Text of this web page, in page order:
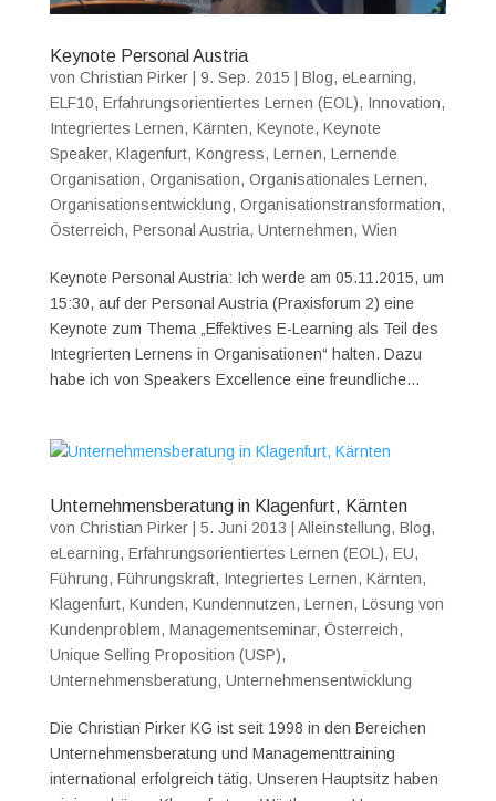
Keynote Personal Austria
von Christian Pirker| 9. Sep. 2015 Blog, eLearning,
ELF10, Erfahrungsorientiertes Lernen (EOL), Innovation,
Integriertes Lernen, Kärnten, Keynote, Keynote
Speaker, Klagenfurt, Kongress, Lernen, Lernende
Organisation, Organisation, Organisationales Lernen,
Organisationsentwicklung, Organisationstransformation,
Österreich, Personal Austria, Unternehmen, Wien
Keynote Personal Austria: Ich werde am 05.11.2015, um
15:30, auf der Personal Austria (Praxisforum 2) eine
Keynote zum Thema „Effektives E-Learning als Teil des
Integrierten Lernens in Organisationen“ halten. Dazu
habe ich von Speakers Excellence eine freundliche...
Unternehmensberatung in Klagenfurt, Kärnten
von Christian Pirker| 5. Juni 2013 Alleinstellung, Blog,
eLearning, Erfahrungsorientiertes Lernen (EOL), EU,
Führung, Führungskraft, Integriertes Lernen, Kärnten,
Klagenfurt, Kunden, Kundennutzen, Lernen, Lösung von
Kundenproblem, Managementseminar, Österreich,
Unique Selling Proposition (USP),
Unternehmensberatung, Unternehmensentwicklung
Die Christian Pirker KG ist seit 1998 in den Bereichen
Unternehmensberatung und Managementtraining
international erfolgreich tätig. Unseren Hauptsitz haben